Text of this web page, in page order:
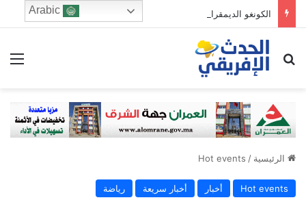
الكونغو الديمقراطية: ارتفاع حصيلة إصابات “إيبولا” إلى نحو 4 آلاف حالة والمنظمة الأممية تحذر
ابحث عن
الرئيسية /
Hot events
Hot events أخبار أخبار سريعة رياضة
Arabic